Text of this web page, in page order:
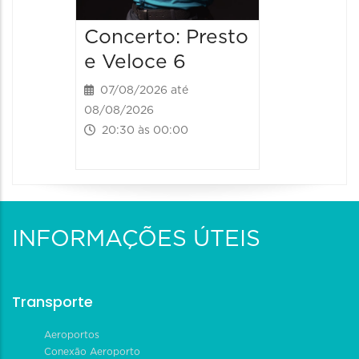
Concerto: Presto
e Veloce 6
07/08/2026 até
08/08/2026
20:30 às 00:00
INFORMAÇÕES ÚTEIS
Transporte
Aeroportos
Conexão Aeroporto